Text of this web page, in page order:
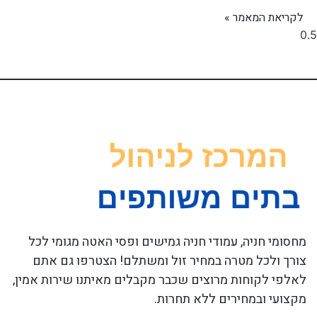
לקריאת המאמר »
מחסומי חניה, עמודי חניה גמישים ופסי האטה מגומי לכל
צורך ולכל מטרה במחיר זול ומשתלם! הצטרפו גם אתם
לאלפי לקוחות מרוצים שכבר מקבלים מאיתנו שירות אמין,
מקצועי ובמחירים ללא תחרות.